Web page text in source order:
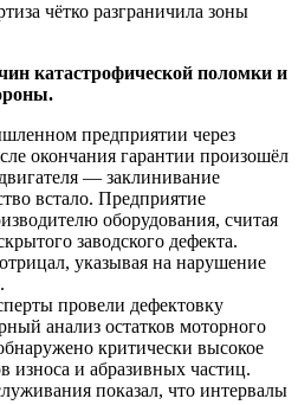
чётко разграничила зоны
катастрофической поломки и
предприятии через
окончания гарантии произошёл
— заклинивание
встало. Предприятие
оборудования, считая
заводского дефекта.
указывая на нарушение
провели дефектовку
анализ остатков моторного
критически высокое
износа и абразивных частиц.
показал, что интервалы